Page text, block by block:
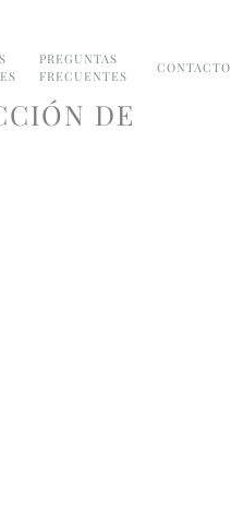
PREGUNTAS
FRECUENTES
CONTACTO
DE